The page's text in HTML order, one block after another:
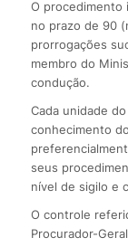
O procedimento
no prazo de 90
prorrogações
membro do
condução.
Cada unidade
conhecimento
seus
nível de sigilo e
O controle
Procurador-